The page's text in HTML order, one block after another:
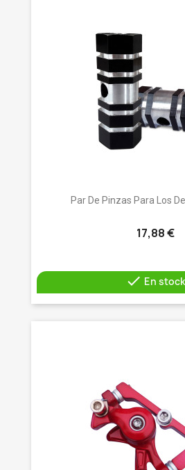
Par De Pinzas Para Los
17,88 €
 En stock